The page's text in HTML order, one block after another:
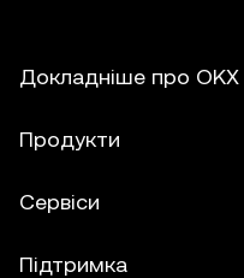
Докладніше про OKX
Продукти
Сервіси
Підтримка